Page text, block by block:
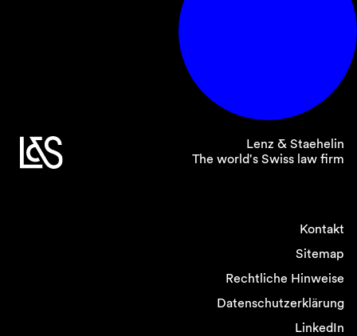
Lenz & Staehelin
The world's Swiss law firm
Kontakt
Sitemap
Rechtliche Hinweise
Datenschutzerklärung
LinkedIn